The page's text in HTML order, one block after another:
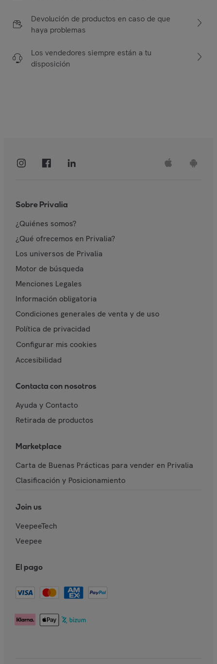
Devolución de productos en caso de que
haya problemas
Los vendedores siempre están a tu
disposición
Sobre Privalia
¿Quiénes somos?
¿Qué ofrecemos en Privalia?
Los universos de Privalia
Motor de búsqueda
Menciones Legales
Información obligatoria
Condiciones generales de venta y de uso
Política de privacidad
Configurar mis cookies
Accesibilidad
Contacta con nosotros
Ayuda y Contacto
Retirada de productos
Marketplace
Carta de Buenas Prácticas para vender en Privalia
Clasificación y Posicionamiento
Join us
VeepeeTech
Veepee
El pago